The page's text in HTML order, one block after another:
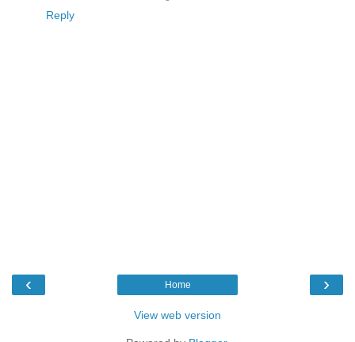
Reply
‹ ›
Home
View web version